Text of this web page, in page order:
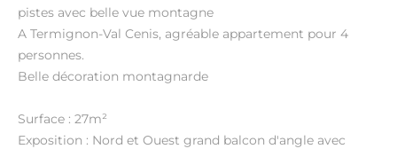
pistes avec belle vue montagne
A Termignon-Val Cenis, agréable appartement pour 4
personnes.
Belle décoration montagnarde
Surface : 27m²
Exposition : Nord et Ouest grand balcon d'angle avec